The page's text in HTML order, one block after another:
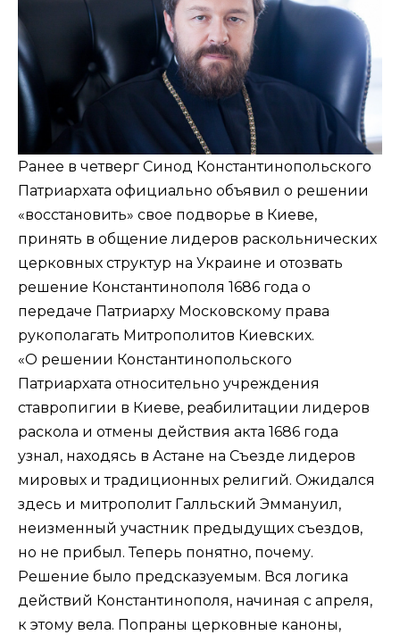
Ранее в четверг Синод Константинопольского
Патриархата официально объявил о решении
«восстановить» свое подворье в Киеве,
принять в общение лидеров раскольнических
церковных структур на Украине и отозвать
решение Константинополя 1686 года о
передаче Патриарху Московскому права
рукополагать Митрополитов Киевских.
«О решении Константинопольского
Патриархата относительно учреждения
ставропигии в Киеве, реабилитации лидеров
раскола и отмены действия акта 1686 года
узнал, находясь в Астане на Съезде лидеров
мировых и традиционных религий. Ожидался
здесь и митрополит Галльский Эммануил,
неизменный участник предыдущих съездов,
но не прибыл. Теперь понятно, почему.
Решение было предсказуемым. Вся логика
действий Константинополя, начиная с апреля,
к этому вела. Попраны церковные каноны,